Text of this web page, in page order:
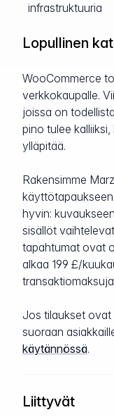
infrastruktuuria
Lopullinen
WooCommerce
verkkokaupalle.
joissa on
pino tulee
ylläpitää.
Rakensimme
hyvin:
sisällöt
tapahtumat ovat
alkaa 199 £/
Jos tilaukset ovat
suoraan
käytännössä.
Liittyvät